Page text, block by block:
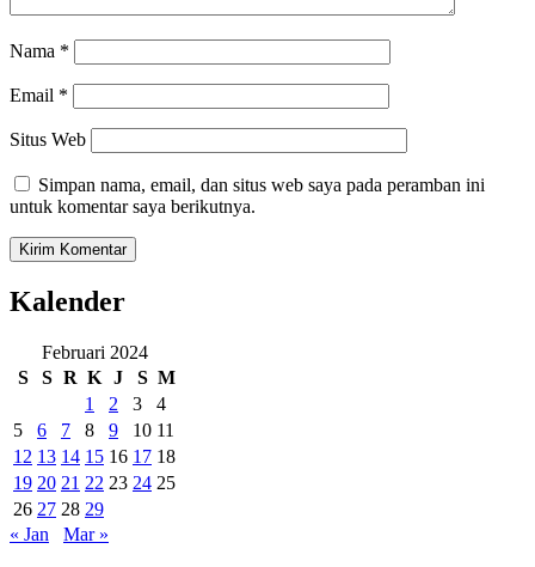
Nama *
Email *
Situs Web
Simpan nama, email, dan situs web saya pada peramban ini
untuk komentar saya berikutnya.
Kalender
Februari 2024
S
S R K J S M
1
2 3
4
5
6 7 8 9 10 11
12 13 14 15 16 17 18
19 20 21 22 23 24 25
26 27 28 29
« Jan
Mar »